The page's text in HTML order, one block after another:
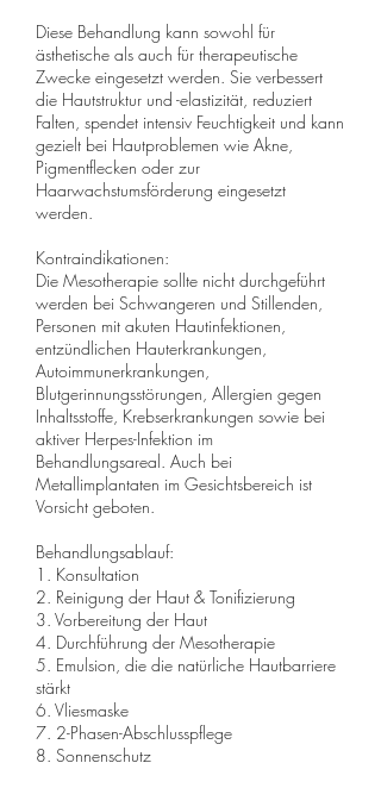
Diese Behandlung kann sowohl für
ästhetische als auch für therapeutische
Zwecke eingesetzt werden. Sie verbessert
die Hautstruktur und -elastizität, reduziert
Falten, spendet intensiv Feuchtigkeit und kann
gezielt bei Hautproblemen wie Akne,
Pigmentflecken oder zur
Haarwachstumsförderung eingesetzt
werden.
Kontraindikationen:
Die Mesotherapie sollte nicht durchgeführt
werden bei Schwangeren und Stillenden,
Personen mit akuten Hautinfektionen,
entzündlichen Hauterkrankungen,
Autoimmunerkrankungen,
Blutgerinnungsstörungen, Allergien gegen
Inhaltsstoffe, Krebserkrankungen sowie bei
aktiver Herpes-Infektion im
Behandlungsareal. Auch bei
Metallimplantaten im Gesichtsbereich ist
Vorsicht geboten.
Behandlungsablauf:
1. Konsultation
2. Reinigung der Haut & Tonifizierung
3. Vorbereitung der Haut
4. Durchführung der Mesotherapie
5. Emulsion, die die natürliche Hautbarriere
stärkt
6. Vliesmaske
7. 2-Phasen-Abschlusspflege
8. Sonnenschutz